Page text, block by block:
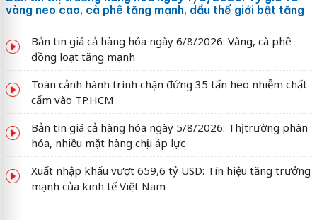
vàng neo cao, cà phê tăng mạnh, dầu thế giới bật tăng
Bản tin giá cả hàng hóa ngày 6/8/2026: Vàng, cà phê
đồng loạt tăng mạnh
Toàn cảnh hành trình chặn đứng 35 tấn heo nhiễm chất
cấm vào TP.HCM
Bản tin giá cả hàng hóa ngày 5/8/2026: Thị trường phân
hóa, nhiều mặt hàng chịu áp lực
Xuất nhập khẩu vượt 659,6 tỷ USD: Tín hiệu tăng trưởng
mạnh của kinh tế Việt Nam